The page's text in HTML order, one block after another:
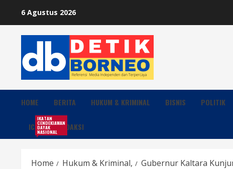
content
6 Agustus 2026
HOME BERITA HUKUM & KRIMINAL BISNIS POLITIK
ICDN
IKATAN
CENDEKIAWAN
DAYAK
NASIONALREDAKSI
Home Hukum & Kriminal, Gubernur Kaltara